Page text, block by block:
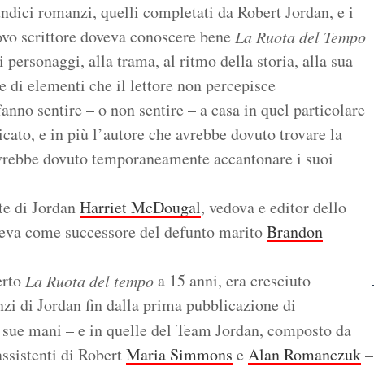
romanzi, quelli completati da Robert Jordan, e i
scrittore doveva conoscere bene La Ruota del Tempo
personaggi, alla trama, al ritmo della storia, alla sua
di elementi che il lettore non percepisce
sentire – o non sentire – a casa in quel particolare
e in più l’autore che avrebbe dovuto trovare la
dovuto temporaneamente accantonare i suoi
di JordanHarriet McDougal, vedova e editor dello
come successore del defunto maritoBrandon
La Ruota del tempoa 15 anni, era cresciuto
di Jordan fin dalla prima pubblicazione di
mani – e in quelle del Team Jordan, composto da
di RobertMaria Simmons e Alan Romanczuk–